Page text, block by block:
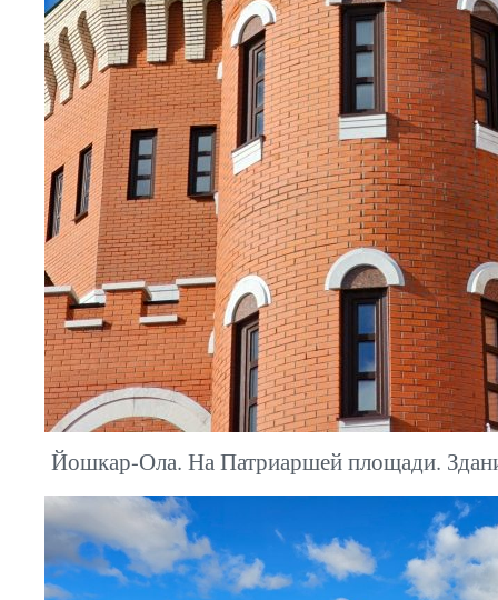
Йошкар-Ола. На Патриаршей площади.